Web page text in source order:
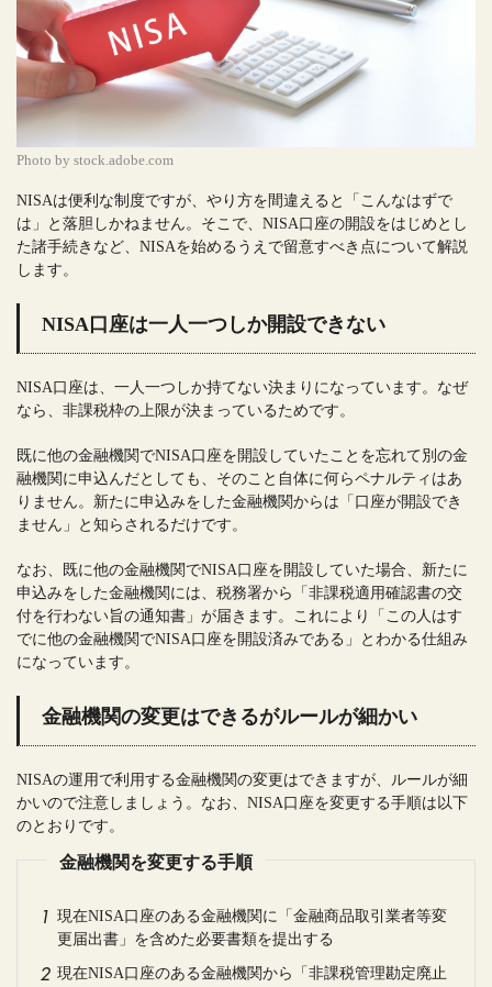
Photo by stock.adobe.com
NISAは便利な制度ですが、やり方を間違えると「こんなはずで
は」と落胆しかねません。そこで、NISA口座の開設をはじめとし
た諸手続きなど、NISAを始めるうえで留意すべき点について解説
します。
NISA口座は一人一つしか開設できない
NISA口座は、一人一つしか持てない決まりになっています。なぜ
なら、非課税枠の上限が決まっているためです。
既に他の金融機関でNISA口座を開設していたことを忘れて別の金
融機関に申込んだとしても、そのこと自体に何らペナルティはあ
りません。新たに申込みをした金融機関からは「口座が開設でき
ません」と知らされるだけです。
なお、既に他の金融機関でNISA口座を開設していた場合、新たに
申込みをした金融機関には、税務署から「非課税適用確認書の交
付を行わない旨の通知書」が届きます。これにより「この人はす
でに他の金融機関でNISA口座を開設済みである」とわかる仕組み
になっています。
金融機関の変更はできるがルールが細かい
NISAの運用で利用する金融機関の変更はできますが、ルールが細
かいので注意しましょう。なお、NISA口座を変更する手順は以下
のとおりです。
金融機関を変更する手順
現在NISA口座のある金融機関に「金融商品取引業者等変
更届出書」を含めた必要書類を提出する
現在NISA口座のある金融機関から「非課税管理勘定廃止